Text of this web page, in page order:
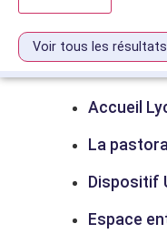
Voir tous les résultats
Accueil
La
Dispositif
Espace